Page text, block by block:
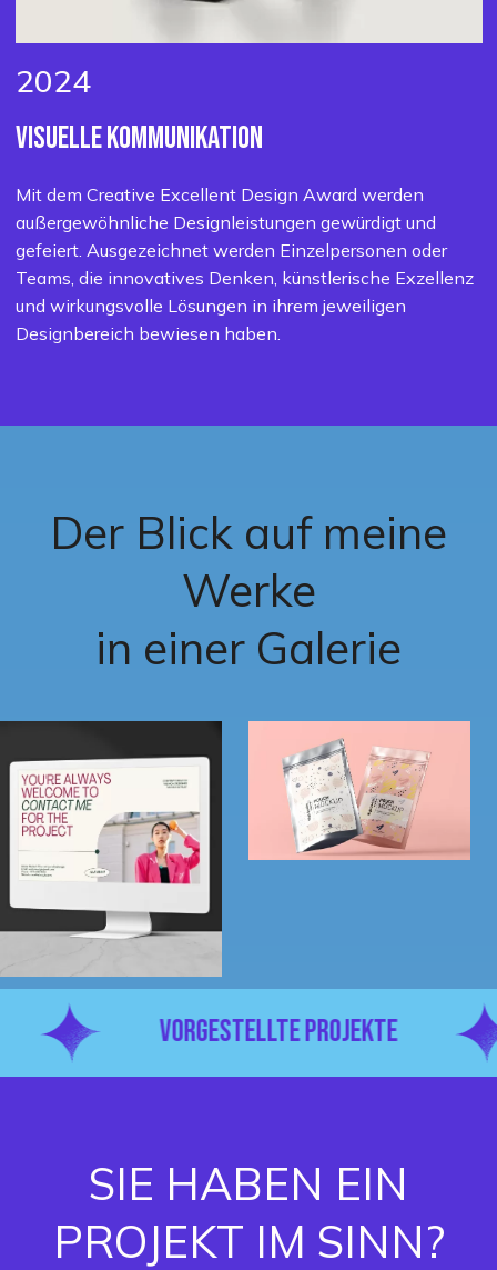
2024
VISUELLEKOMMUNIKATION
Mit dem Creative Excellent Design Award werden
außergewöhnliche Designleistungen gewürdigt und
gefeiert. Ausgezeichnet werden Einzelpersonen oder
Teams, die innovatives Denken, künstlerische Exzellenz
und wirkungsvolle Lösungen in ihrem jeweiligen
Designbereich bewiesen haben.
Der Blick auf meine
Werke
in einer Galerie
VORGESTELLTE PROJEKTE
SIE HABEN EIN
PROJEKT IM SINN?